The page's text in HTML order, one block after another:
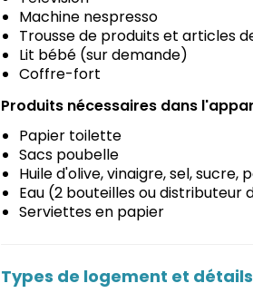
Machine nespresso
Trousse de produits et articles
Lit bébé (sur demande)
Coffre-fort
Produits nécessaires dans
Papier toilette
Sacs poubelle
Huile d'olive, vinaigre, sel, sucre,
Eau (2 bouteilles ou distributeur
Serviettes en papier
Types de logement et détails